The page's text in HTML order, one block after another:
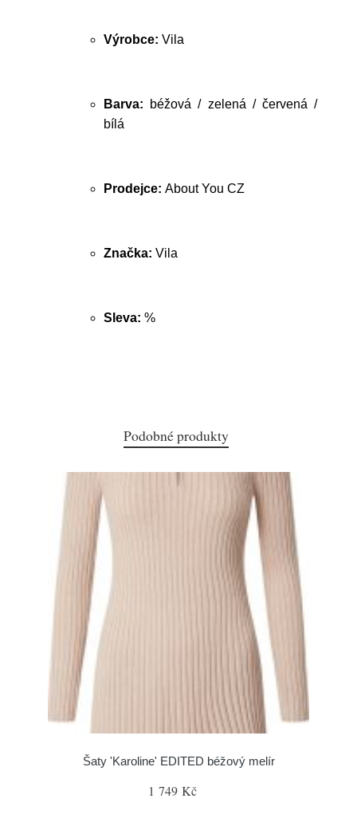
Výrobce: Vila
Barva:
béžová / zelená / červená /
bílá
Prodejce: About You CZ
Značka: Vila
Sleva: %
Podobné produkty
Šaty 'Karoline' EDITED béžový melír
1 749 Kč